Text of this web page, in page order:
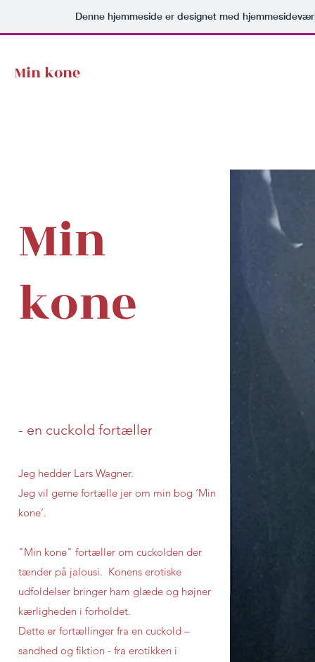
Denne hjemmeside er designet med
Min kone
Min
kone
- en cuckold fortæller
Jeg hedder Lars Wagner.
Jeg vil gerne fortælle jer om min bog ‘Min
kone’.
"Min kone" fortæller om cuckolden der
tænder på jalousi. Konens erotiske
udfoldelser bringer ham glæde og højner
kærligheden i forholdet.
Dette er fortællinger fra en cuckold –
sandhed og fiktion - fra erotikken i